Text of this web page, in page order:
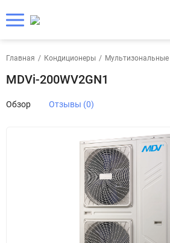
Главная / Кондиционеры / Мультизональные
MDVi-200WV2GN1
Обзор Отзывы (0)